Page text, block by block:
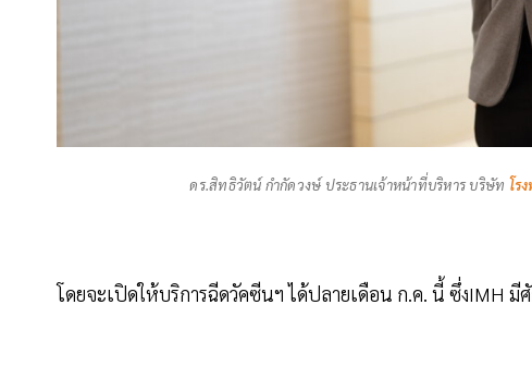
ดร.สิทธิวัตน์ กำกัดวงษ์ ประธานเจ้าหน้าที่บริหาร บริษัท โร
โดยจะเปิดให้บริการฉีดวัคซีนฯ ได้ปลายเดือน ก.ค. นี้ ซึ่งIMH